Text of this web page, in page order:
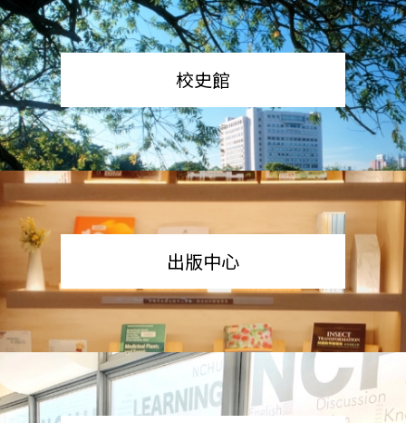
校史館
出版中心